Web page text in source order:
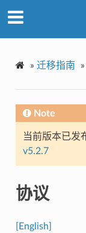
» 迁移指南 »
Note
当前版本已发
v5.2.7
协议
[English]